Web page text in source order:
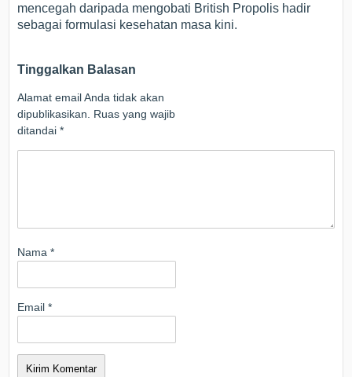
mencegah daripada mengobati British Propolis hadir
sebagai formulasi kesehatan masa kini.
Tinggalkan Balasan
Alamat email Anda tidak akan
dipublikasikan. Ruas yang wajib
ditandai*
Nama*
Email*